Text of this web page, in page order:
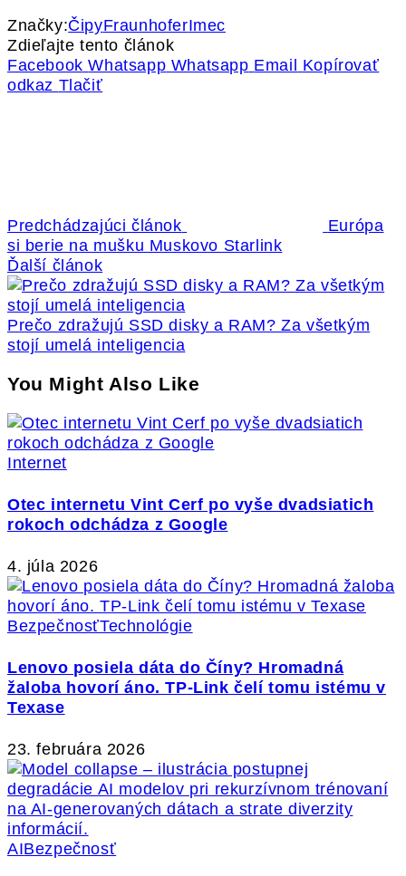
Značky:ČipyFraunhoferImec
Zdieľajte tento článok
Facebook Whatsapp Whatsapp Email
Kopírovať
odkaz Tlačiť
Predchádzajúci článok
Európa
si berie na mušku Muskovo Starlink
Ďalší článok
Prečo zdražujú SSD disky a RAM? Za všetkým
stojí umelá inteligencia
You Might Also Like
Internet
Otec internetu Vint Cerf po vyše dvadsiatich
rokoch odchádza z Google
4. júla 2026
BezpečnosťTechnológie
Lenovo posiela dáta do Číny? Hromadná
žaloba hovorí áno. TP-Link čelí tomu istému v
Texase
23. februára 2026
AIBezpečnosť